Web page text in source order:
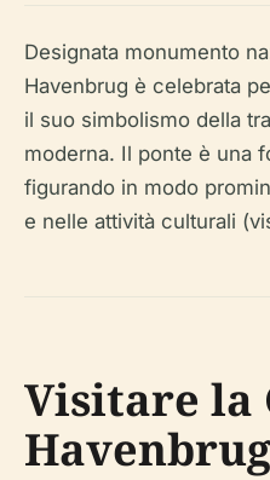
Designata monumento
Havenbrug è celebrata
il suo simbolismo della
moderna. Il ponte è una
figurando in modo
e nelle attività culturali
Visitare la
Havenbrug